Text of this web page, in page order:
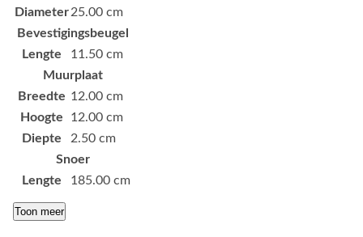
Diameter25.00 cm
Bevestigingsbeugel
Lengte
11.50 cm
Muurplaat
Breedte 12.00 cm
Hoogte
12.00 cm
Diepte
2.50 cm
Snoer
Lengte
185.00 cm
Toon meer